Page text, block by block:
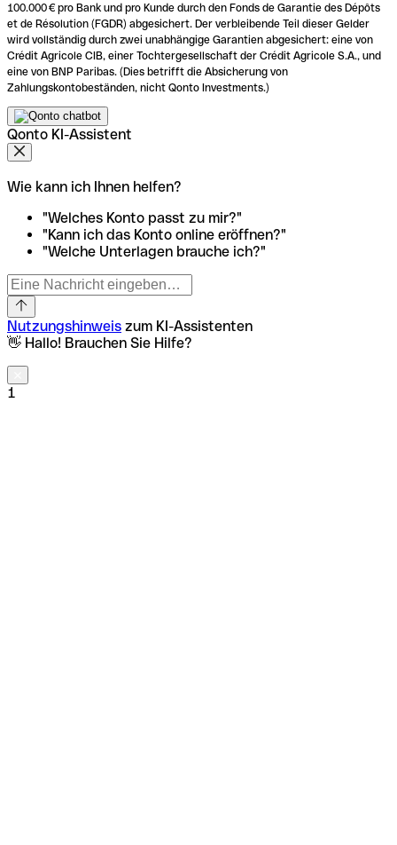
100.000 € pro Bank und pro Kunde durch den Fonds de Garantie des Dépôts
et de Résolution (FGDR) abgesichert. Der verbleibende Teil dieser Gelder
wird vollständig durch zwei unabhängige Garantien abgesichert: eine von
Crédit Agricole CIB, einer Tochtergesellschaft der Crédit Agricole S.A., und
eine von BNP Paribas. (Dies betrifft die Absicherung von
Zahlungskontobeständen, nicht Qonto Investments.)
Qonto KI-Assistent
Wie kann ich Ihnen helfen?
"Welches Konto passt zu mir?"
"Kann ich das Konto online eröffnen?"
"Welche Unterlagen brauche ich?"
Nutzungshinweis zum KI-Assistenten
👋 Hallo! Brauchen Sie Hilfe?
1